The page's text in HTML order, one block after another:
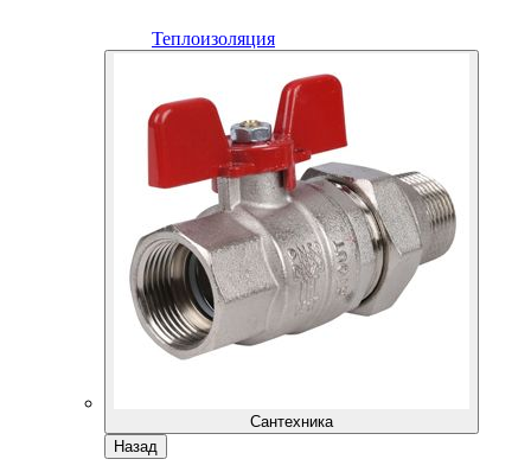
Теплоизоляция
Сантехника
Назад